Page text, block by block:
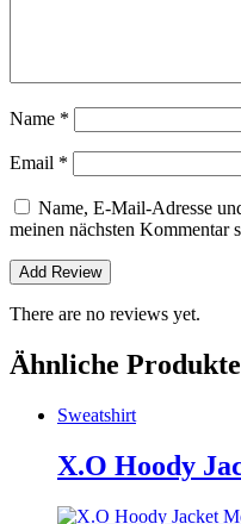
Name *
Email *
Name, E-Mail-Adresse
meinen nächsten Kommentar
There are no reviews yet.
Ähnliche Produkte
Sweatshirt
X.O Hoody